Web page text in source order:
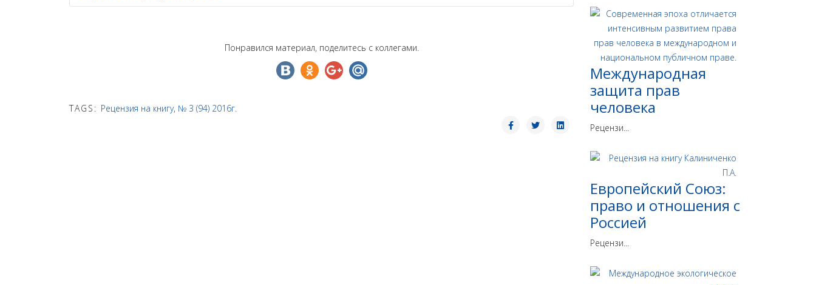
Понравился материал, поделитесь с коллегами.
TAGS: Рецензия на книгу, № 3 (94) 2016г.
Международная
защита прав
человека
Рецензи...
Европейский Союз:
право и отношения с
Россией
Рецензи...